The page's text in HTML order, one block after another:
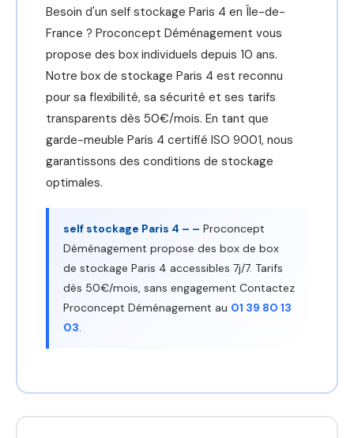
Besoin d'un self stockage Paris 4 en Île-de-
France ? Proconcept Déménagement vous
propose des box individuels depuis 10 ans.
Notre box de stockage Paris 4 est reconnu
pour sa flexibilité, sa sécurité et ses tarifs
transparents dès 50€/mois. En tant que
garde-meuble Paris 4 certifié ISO 9001, nous
garantissons des conditions de stockage
optimales.
self stockage Paris 4 – – Proconcept
Déménagement propose des box de box
de stockage Paris 4 accessibles 7j/7. Tarifs
dès 50€/mois, sans engagement Contactez
Proconcept Déménagement au 01 39 80 13
03